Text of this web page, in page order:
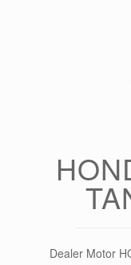
Dealer Motor